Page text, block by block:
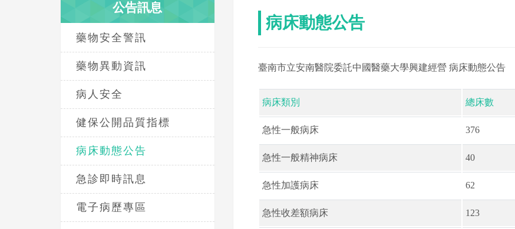
公告訊息
藥物安全警訊
藥物異動資訊
病人安全
健保公開品質指標
病床動態公告
急診即時訊息
電子病歷專區
病床動態公告
臺南市立安南醫院委託中國醫藥大學興建經營 病床動態公告
病床類別 總床數
急性一般病床 376
急性一般精神病床 40
急性加護病床 62
急性收差額病床 123